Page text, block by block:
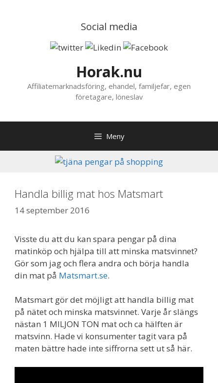
Social media
Horak.nu
Affiliatemarknadsföring, ehandel, familjefar, egen
företagare, löneslav
Meny
Handla billig mat hos Matsmart
14 september 2016
Visste du att du kan spara pengar på dina
matinköp och hjälpa till att minska matsvinnet?
Gör som jag och flera andra och börja handla
din mat på Matsmart.se.
Matsmart gör det möjligt att handla billig mat
på nätet och minska matsvinnet. Varje år slängs
nästan 1 MILJON TON mat och ca hälften är
matsvinn. Hade vi konsumenter tagit vara på
maten bättre hade inte siffrorna sett ut så här.